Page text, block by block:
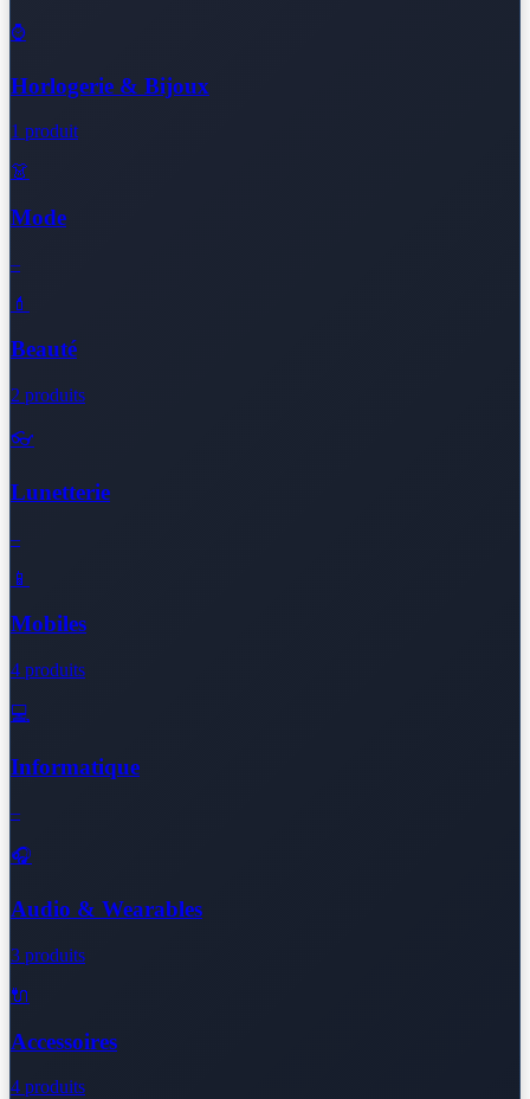
⌚
Horlogerie & Bijoux
1 produit
👗
Mode
–
💄
Beauté
2 produits
👓
Lunetterie
–
📱
Mobiles
4 produits
💻
Informatique
–
🎧
Audio & Wearables
3 produits
🔌
Accessoires
4 produits